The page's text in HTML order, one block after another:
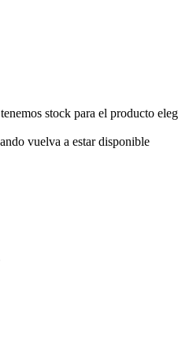
stock para el producto
vuelva a estar disponible